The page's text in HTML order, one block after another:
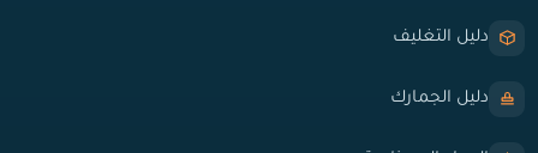
دليل التغليف
دليل الجمارك